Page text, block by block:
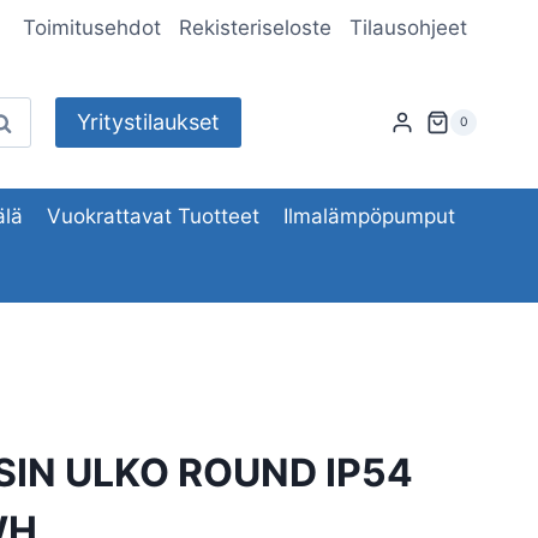
Toimitusehdot Rekisteriseloste Tilausohjeet
Yritystilaukset 0
Vuokrattavat Tuotteet Ilmalämpöpumput
ULKO ROUND IP54